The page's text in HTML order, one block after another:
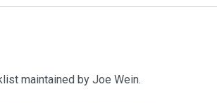
maintained by Joe Wein.